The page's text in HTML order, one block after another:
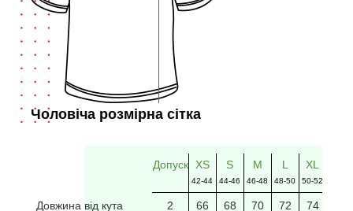
Чоловіча розмірна сітка
Допуск XS
42-44
S
44-46
M
46-48
L
48-50
XL
50-52
Довжина від кута 2 66 68 70 72 74